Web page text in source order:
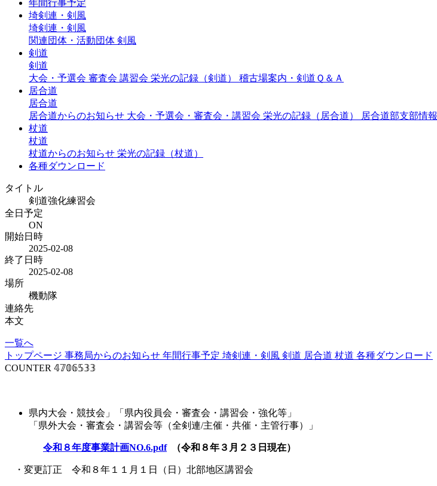
年間行事予定
埼剣連・剣風
埼剣連・剣風
関連団体・活動団体 剣風
剣道
剣道
大会・予選会 審査会 講習会 栄光の記録（剣道） 稽古場案内・剣道Ｑ＆Ａ
居合道
居合道
居合道からのお知らせ 大会・予選会・審査会・講習会 栄光の記録（居合道）
居合道部支部情報
杖道
杖道
杖道からのお知らせ 栄光の記録（杖道）
各種ダウンロード
タイトル
剣道強化練習会
全日予定
ON
開始日時
2025-02-08
終了日時
2025-02-08
場所
機動隊
連絡先
本文
一覧へ
トップページ 事務局からのお知らせ 年間行事予定 埼剣連・剣風 剣道 居合道 杖道 各種ダウンロード
COUNTER 𝟜𝟟𝟘𝟞𝟝𝟛𝟛
県内大会・競技会」「県内役員会・審査会・講習会・強化等」
「県外大会・審査会・講習会等（全剣連/主催・共催・主管行事）」
令和８年度事業計画NO.6.pdf（令和８年３月２３日現在）
・変更訂正 令和８年１１月１日（日）北部地区講習会